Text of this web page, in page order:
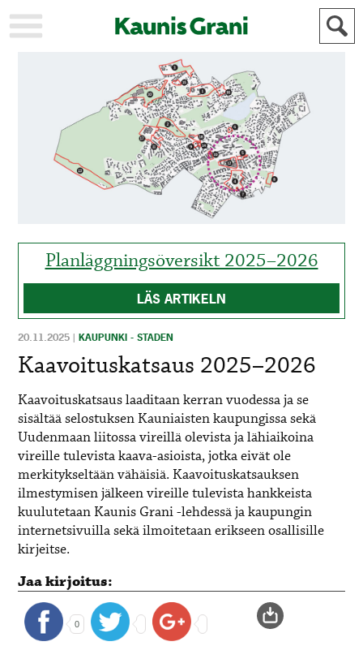
STADEN
AKTUELLT
URHEILU
IDROTT
KULTTUURI
KULTUR
HISTORIA
HISTORIA
ALLMÄN
MAINOSTAJILLE
ANNONSÖRER
Planläggningsöversikt 2025–2026
LÄS ARTIKELN
20.11.2025 |KAUPUNKI - STADEN
Kaavoituskatsaus 2025–2026
Kaavoituskatsaus laaditaan kerran vuodessa ja se
sisältää selostuksen Kauniaisten kaupungissa sekä
Uudenmaan liitossa vireillä olevista ja lähiaikoina
vireille tulevista kaava-asioista, jotka eivät ole
merkitykseltään vähäisiä. Kaavoituskatsauksen
ilmestymisen jälkeen vireille tulevista hankkeista
kuulutetaan Kaunis Grani -lehdessä ja kaupungin
internetsivuilla sekä ilmoitetaan erikseen osallisille
kirjeitse.
Jaa kirjoitus:
0